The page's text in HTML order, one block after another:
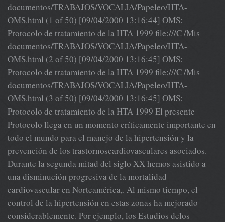
documentos/TRABAJOS/VOCALIA/Papeleo/HTA-
OMS.html (1 of 50) [09/04/2000 13:16:44] OMS:
Protocolo de tratamiento de la HTA 1999 file:///C /Mis
documentos/TRABAJOS/VOCALIA/Papeleo/HTA-
OMS.html (2 of 50) [09/04/2000 13:16:45] OMS:
Protocolo de tratamiento de la HTA 1999 file:///C /Mis
documentos/TRABAJOS/VOCALIA/Papeleo/HTA-
OMS.html (3 of 50) [09/04/2000 13:16:45] OMS:
Protocolo de tratamiento de la HTA 1999 El presente
Protocolo llega en un momento críticamente importante en
todo el mundo para el manejo de la hipertensión y la
prevención de los trastornoscardiovasculares asociados.
Durante la segunda mitad del siglo XX hemos asistido a
una disminución progresiva de la mortalidad
cardiovascular en Norteamérica,. Al mismo tiempo, el
control de la hipertensión en estas zonas ha mejorado
considerablemente. Por ejemplo, los Estudios delos